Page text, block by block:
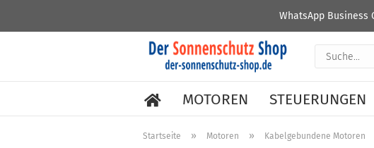
WhatsApp Business
MOTOREN STEUERUNGEN
Startseite » Motoren » Kabelgebundene Motoren